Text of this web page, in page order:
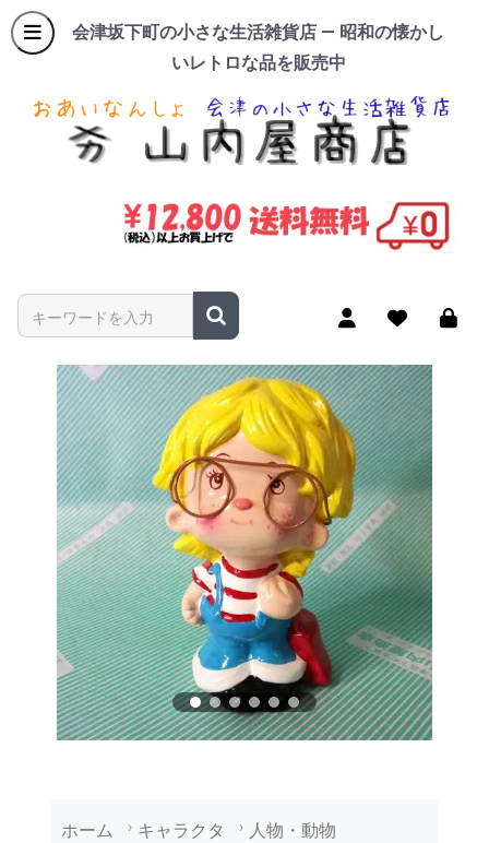
会津坂下町の小さな生活雑貨店 — 昭和の懐かし
いレトロな品を販売中
商品名やキーワードを入力
ホーム キャラクタ 人物・動物